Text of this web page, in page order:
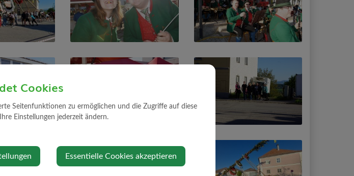
Cookies
Seitenfunktionen zu ermöglichen und die Zugriffe auf diese
Einstellungen jederzeit ändern.
Essentielle Cookies akzeptieren